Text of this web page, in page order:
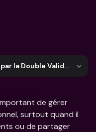
Quelles actions sont protégées par la Double Validation ?
de gérer
surtout quand il
ou de partager